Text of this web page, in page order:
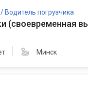
Водитель погрузчика
(своевременная
Минск